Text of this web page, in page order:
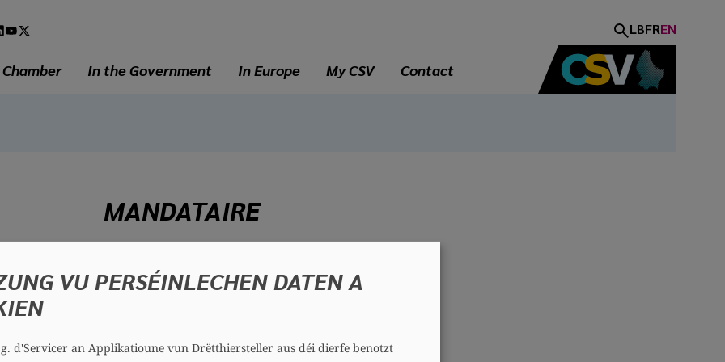
LBFREN
In the Government In Europe My CSV Contact
MANDATAIRE
Barbara LONGO
VU PERSÉINLECHEN DATEN A
d'Servicer an Applikatioune vun Drëtthiersteller aus déi dierfe benotzt